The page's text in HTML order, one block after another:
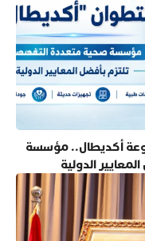
أكديطال.. مؤسسة
الدولية